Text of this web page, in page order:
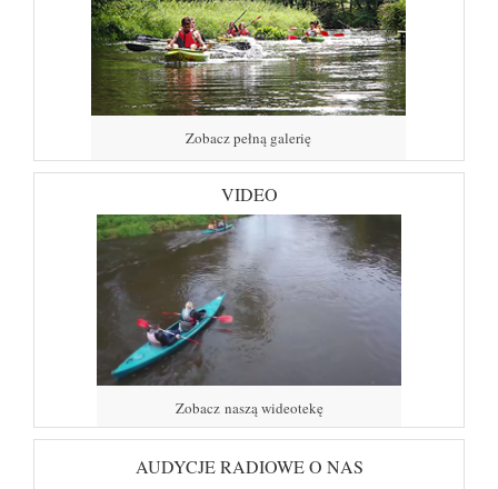
Zobacz pełną galerię
VIDEO
Zobacz naszą wideotekę
AUDYCJE RADIOWE O NAS